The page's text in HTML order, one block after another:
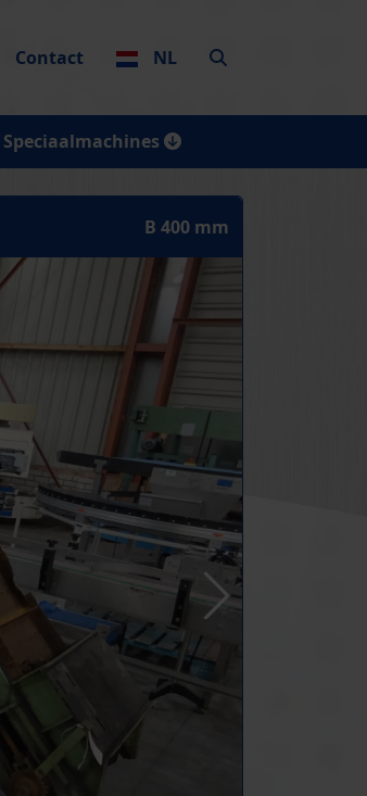
Contact NL
Speciaalmachines
B 400 mm